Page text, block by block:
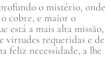
o mistério, onde
o cobre, e maior o
está a mais alta missão,
virtudes requeridas e de
feliz necessidade, a lhe